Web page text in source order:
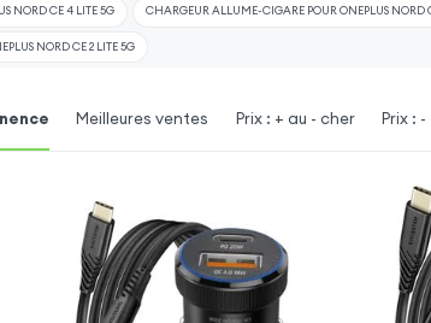
NORD CE 4 LITE 5G CHARGEUR ALLUME-CIGARE POUR ONEPLUS NORD
NORD CE 2 LITE 5G
Meilleures ventes Prix : + au - cher Prix :